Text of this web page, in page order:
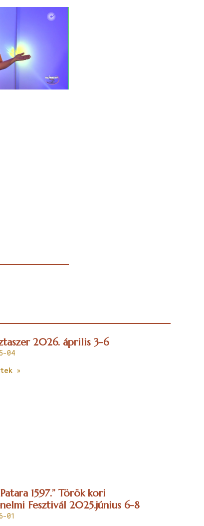
2026. április 3-6
04
»
1597.” Török kori
Fesztivál 2025.június 6-8
01